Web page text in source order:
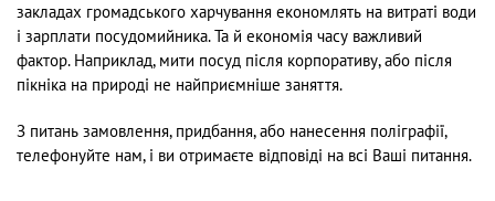
закладах громадського харчування економлять на витраті води
і зарплати посудомийника. Та й економія часу важливий
фактор. Наприклад, мити посуд після корпоративу, або після
пікніка на природі не найприємніше заняття.
З питань замовлення, придбання, або нанесення поліграфії,
телефонуйте нам, і ви отримаєте відповіді на всі Ваші питання.